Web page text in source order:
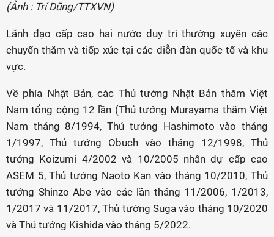
(Ảnh : Trí Dũng/TTXVN)
Lãnh đạo cấp cao hai nước duy trì thường xuyên các
chuyến thăm và tiếp xúc tại các diễn đàn quốc tế và khu
vực.
Về phía Nhật Bản, các Thủ tướng Nhật Bản thăm Việt
Nam tổng cộng 12 lần (Thủ tướng Murayama thăm Việt
Nam tháng 8/1994, Thủ tướng Hashimoto vào tháng
1/1997, Thủ tướng Obuch vào tháng 12/1998, Thủ
tướng Koizumi 4/2002 và 10/2005 nhân dự cấp cao
ASEM 5, Thủ tướng Naoto Kan vào tháng 10/2010, Thủ
tướng Shinzo Abe vào các lần tháng 11/2006, 1/2013,
1/2017 và 11/2017, Thủ tướng Suga vào tháng 10/2020
và Thủ tướng Kishida vào tháng 5/2022.